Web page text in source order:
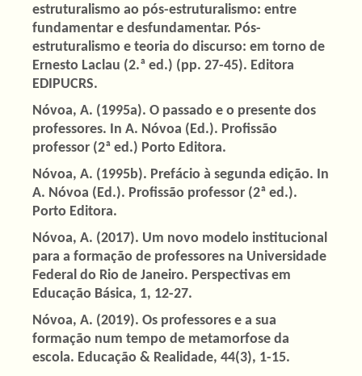
estruturalismo ao pós-estruturalismo: entre
fundamentar e desfundamentar. Pós-
estruturalismo e teoria do discurso: em torno de
Ernesto Laclau (2.ª ed.) (pp. 27-45). Editora
EDIPUCRS.
Nóvoa, A. (1995a). O passado e o presente dos
professores. In A. Nóvoa (Ed.). Profissão
professor (2ª ed.) Porto Editora.
Nóvoa, A. (1995b). Prefácio à segunda edição. In
A. Nóvoa (Ed.). Profissão professor (2ª ed.).
Porto Editora.
Nóvoa, A. (2017). Um novo modelo institucional
para a formação de professores na Universidade
Federal do Rio de Janeiro. Perspectivas em
Educação Básica, 1, 12-27.
Nóvoa, A. (2019). Os professores e a sua
formação num tempo de metamorfose da
escola. Educação & Realidade, 44(3), 1-15.